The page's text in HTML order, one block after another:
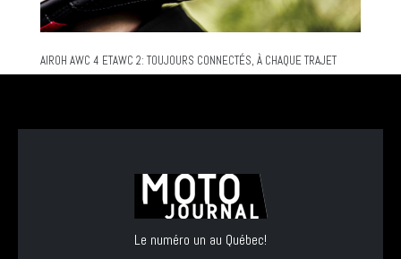
AIROH AWC 4 ETAWC 2: TOUJOURS CONNECTÉS, À CHAQUE TRAJET
Le numéro un au Québec!